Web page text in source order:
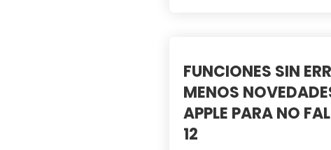
FUNCIONES SIN
MENOS
APPLE PARA NO
12